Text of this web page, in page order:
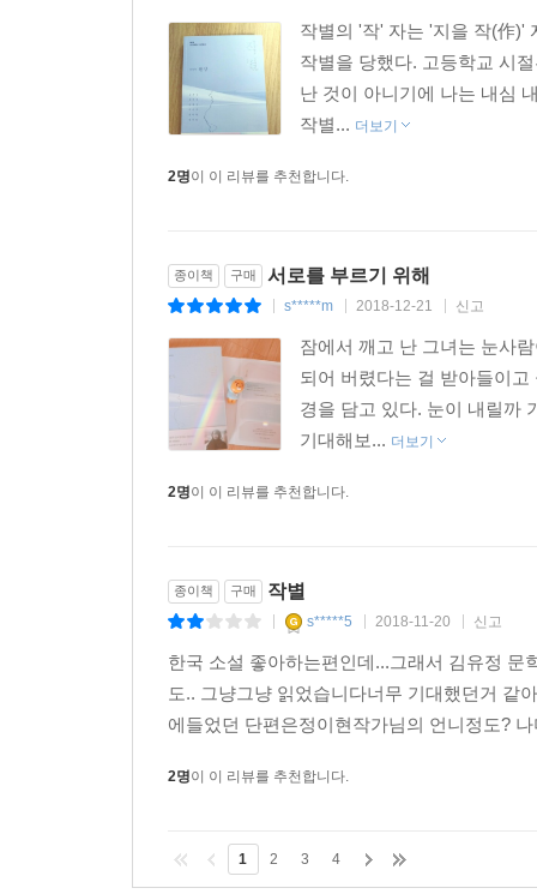
작별의 '작' 자는 '지을 작(作)'
작별을 당했다. 고등학교 시
난 것이 아니기에 나는 내심
작별... 더보기
2명이 이 리뷰를 추천합니다.
종이책 구매 서로를 부르기 위해
s*****m 2018-12-21 신고
잠에서 깨고 난 그녀는 눈사
되어 버렸다는 걸 받아들이
경을 담고 있다. 눈이 내릴까
기대해보... 더보기
2명이 이 리뷰를 추천합니다.
종이책 구매 작별
s*****5 2018-11-20 신고
한국 소설 좋아하는편인데...그래서 김유정
도.. 그냥그냥 읽었습니다너무 기대했던거 같
에들었던 단편은정이현작가님의 언니정도?
2명이 이 리뷰를 추천합니다.
1 2 3 4